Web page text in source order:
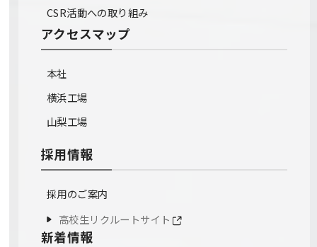
CSR活動への取り組み
アクセスマップ
本社
横浜工場
山梨工場
採用情報
採用のご案内
高校生リクルートサイト
新着情報